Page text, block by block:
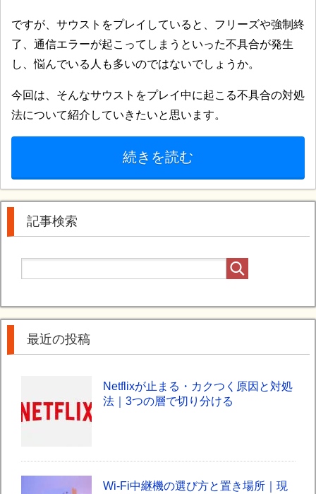
ですが、サウストをプレイしていると、フリーズや強制終
了、通信エラーが起こってしまうといった不具合が発生
し、悩んでいる人も多いのではないでしょうか。
今回は、そんなサウストをプレイ中に起こる不具合の対処
法について紹介していきたいと思います。
続きを読む
記事検索
最近の投稿
Netflixが止まる・カクつく原因と対処
法｜3つの層で切り分ける
Wi-Fi中継機の選び方と置き場所｜現